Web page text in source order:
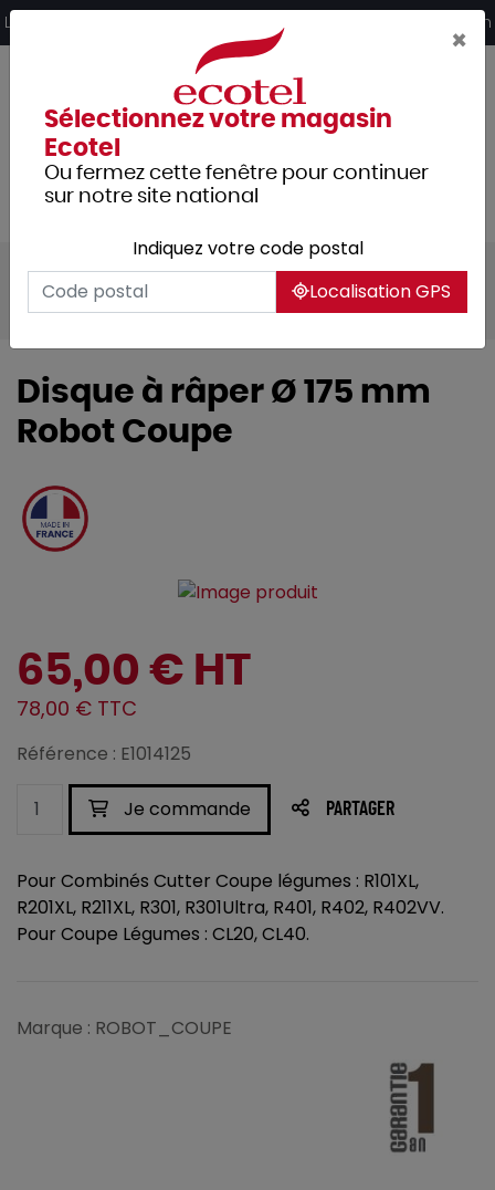
Livraison offerte dès 249€ HT d’achat et retrait 2h en magasin
Tous les produits Cuisine
Mandolines & râpes
Râpes et rasoirs
Disque à râper Ø 175 mm
Robot Coupe
65,00 € HT
78,00 € TTC
Référence : E1014125
Je commande PARTAGER
Pour Combinés Cutter Coupe légumes : R101XL,
R201XL, R211XL, R301, R301Ultra, R401, R402, R402VV.
Pour Coupe Légumes : CL20, CL40.
Marque : ROBOT_COUPE
×
Sélectionnez votre magasin
Ecotel
Ou fermez cette fenêtre pour continuer
sur notre site national
Indiquez votre code postal
Localisation GPS
Panneau de gestion des cookies